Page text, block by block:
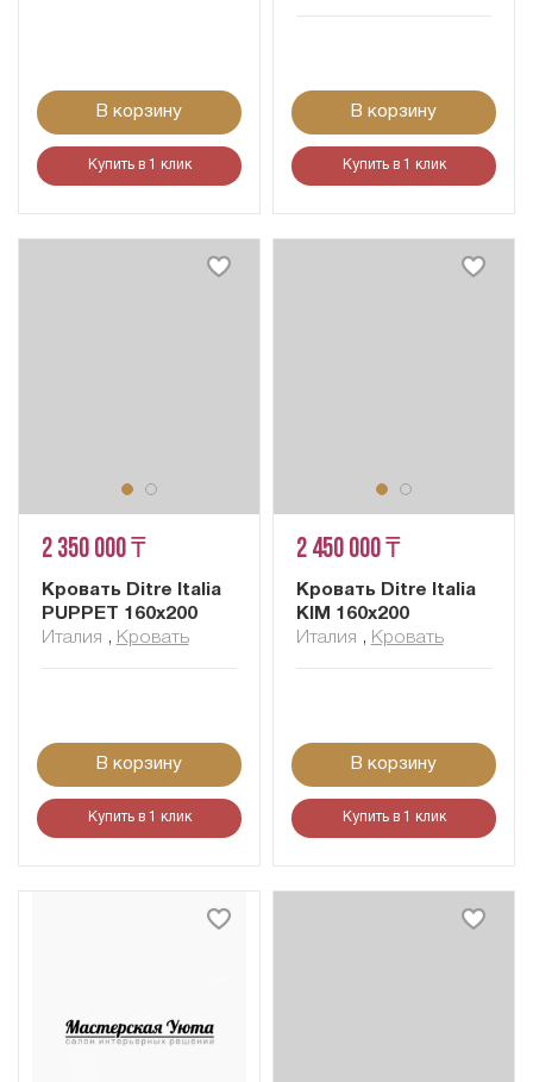
В корзину
Купить в 1 клик
В корзину
Купить в 1 клик
2 350 000 ₸
Кровать Ditre Italia
PUPPET 160x200
Италия , Кровать
В корзину
Купить в 1 клик
2 450 000 ₸
Кровать Ditre Italia
KIM 160x200
Италия , Кровать
В корзину
Купить в 1 клик